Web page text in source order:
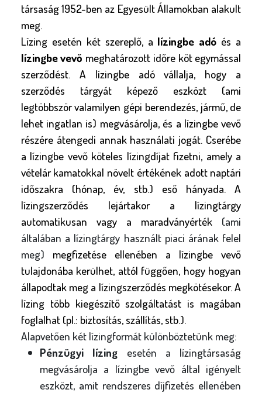
társaság 1952-ben az Egyesült Államokban alakult
meg.
Lízing esetén két szereplő, a lízingbe adó és a
lízingbe vevő meghatározott időre köt egymással
szerződést. A lízingbe adó vállalja, hogy a
szerződés tárgyát képező eszközt (ami
legtöbbször valamilyen gépi berendezés, jármű, de
lehet ingatlan is) megvásárolja, és a lízingbe vevő
részére átengedi annak használati jogát. Cserébe
a lízingbe vevő köteles lízingdíjat fizetni, amely a
vételár kamatokkal növelt értékének adott naptári
időszakra (hónap, év, stb.) eső hányada. A
lízingszerződés lejártakor a lízingtárgy
automatikusan vagy a maradványérték (ami
általában a lízingtárgy használt piaci árának felel
meg) megfizetése ellenében a lízingbe vevő
tulajdonába kerülhet, attól függően, hogy hogyan
állapodtak meg a lízingszerződés megkötésekor. A
lízing több kiegészítő szolgáltatást is magában
foglalhat (pl.: biztosítás, szállítás, stb.).
Alapvetően két lízingformát különböztetünk meg:
Pénzügyi lízing esetén a lízingtársaság
megvásárolja a lízingbe vevő által igényelt
eszközt, amit rendszeres díjfizetés ellenében